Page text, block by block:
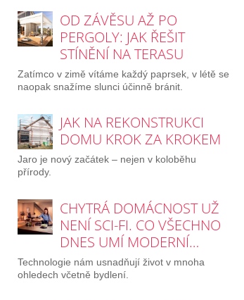
OD ZÁVĚSU AŽ PO
PERGOLY: JAK ŘEŠIT
STÍNĚNÍ NA TERASU
Zatímco v zimě vítáme každý paprsek, v létě se
naopak snažíme slunci účinně bránit.
JAK NA REKONSTRUKCI
DOMU KROK ZA KROKEM
Jaro je nový začátek – nejen v koloběhu
přírody.
CHYTRÁ DOMÁCNOST UŽ
NENÍ SCI-FI. CO VŠECHNO
DNES UMÍ MODERNÍ…
Technologie nám usnadňují život v mnoha
ohledech včetně bydlení.